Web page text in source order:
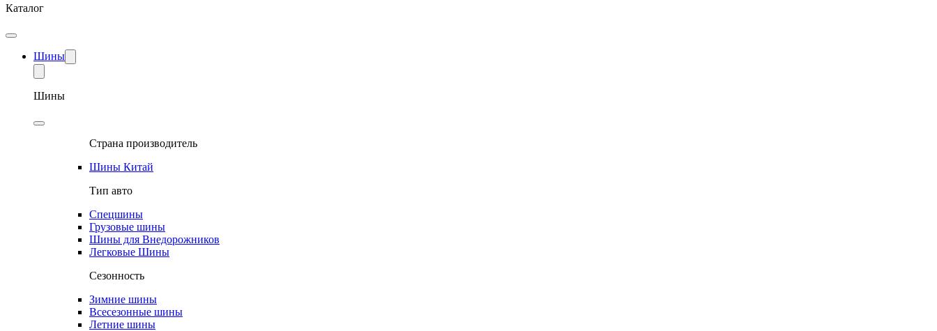
Каталог
Шины
Шины
Страна производитель
Шины Китай
Тип авто
Спецшины
Грузовые шины
Шины для Внедорожников
Легковые Шины
Сезонность
Зимние шины
Всесезонные шины
Летние шины